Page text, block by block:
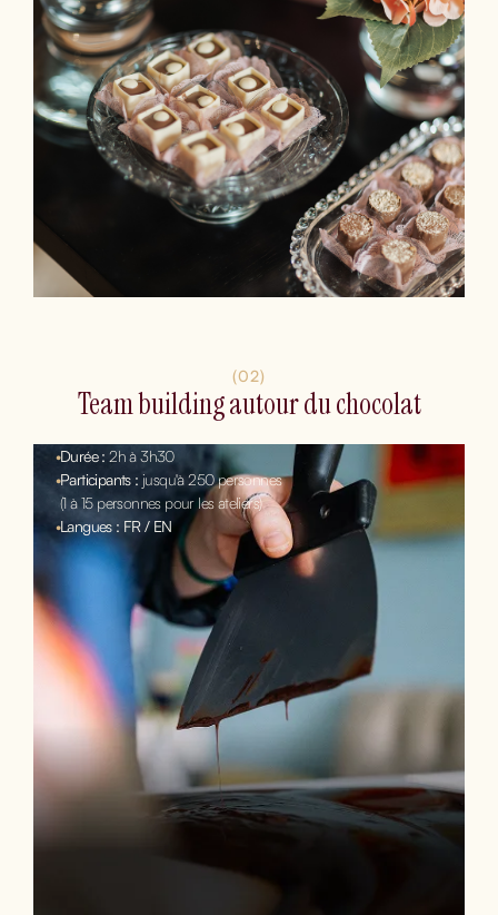
(02)
Team building autour du chocolat
•Durée :2h à 3h30
•Participants : jusqu'à 250 personnes
(1 à 15 personnes pour les ateliers)
•Langues : FR / EN